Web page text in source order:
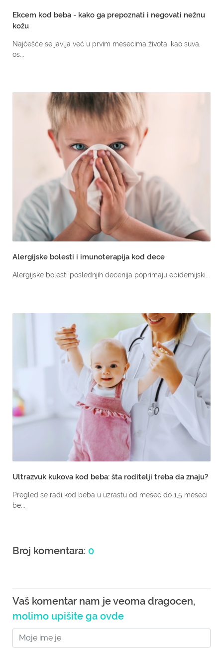
Ekcem kod beba - kako ga prepoznati i negovati nežnu
kožu
Najčešće se javlja već u prvim mesecima života, kao suva,
os...
Alergijske bolesti i imunoterapija kod dece
Alergijske bolesti poslednjih decenija poprimaju epidemijski...
Ultrazvuk kukova kod beba: šta roditelji treba da znaju?
Pregled se radi kod beba u uzrastu od mesec do 1,5 meseci
be...
Broj komentara: 0
Vaš komentar nam je veoma dragocen,
molimo upišite ga ovde